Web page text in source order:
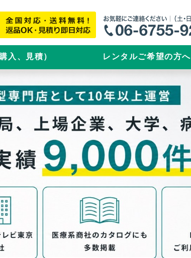
入、見積） レンタルご希望の方へ